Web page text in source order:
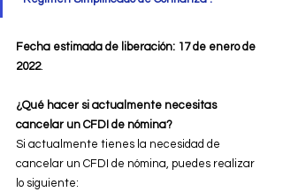
Fecha estimada de liberación: 17 de enero de
2022.
¿Qué hacer si actualmente necesitas
cancelar un CFDI de nómina?
Si actualmente tienes la necesidad de
cancelar un CFDI de nómina, puedes realizar
lo siguiente: